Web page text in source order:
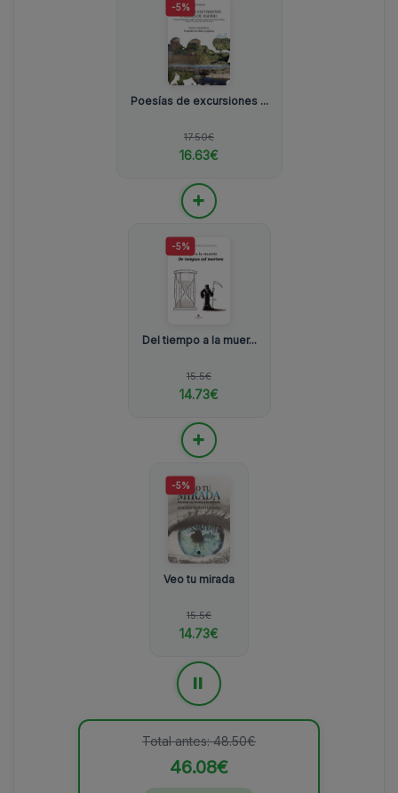
-5%
Poesías de excursiones ...
17.50€
16.63€
+
-5%
Del tiempo a la muer...
15.5€
14.73€
+
-5%
Veo tu mirada
15.5€
14.73€
Total antes: 48.50€
46.08€